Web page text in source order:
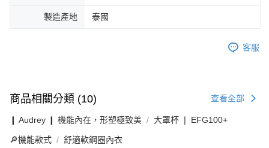
製造產地 泰國
客服
商品相關分類 (10) 查看全部
❙ Audrey ❙ 機能內在，形塑極致美 大罩杯 ❘ EFG100+
🔎機能款式 舒適軟鋼圈內衣